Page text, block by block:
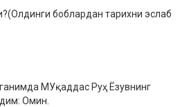
боблардан тарихни эслаб
МУқаддас Руҳ Ёзувнинг
Омин.